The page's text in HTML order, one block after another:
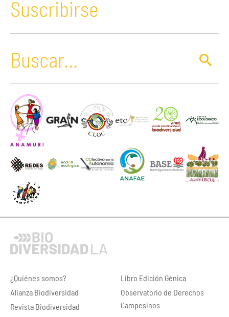
Suscribirse
¿Quiénes somos?
Alianza Biodiversidad
Revista Biodiversidad
Libro Edición Génica
Observatorio de Derechos
Campesinos